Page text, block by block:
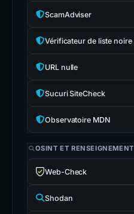
ScamAdviser
Vérificateur de liste noire
URL nulle
Sucuri SiteCheck
Observatoire MDN
OSINT ET RENSEIGNEMENT
Web-Check
Shodan